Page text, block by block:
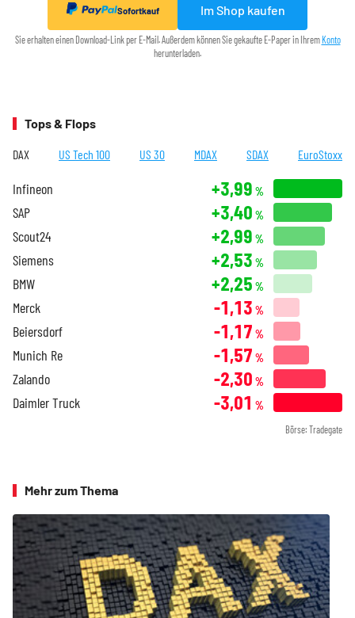
Sofortkauf Im Shop kaufen
Sie erhalten einen Download-Link per E-Mail. Außerdem können Sie gekaufte E-Paper in Ihrem Konto
herunterladen.
Tops & Flops
DAX US Tech 100 US 30 MDAX SDAX EuroStoxx
Infineon +3,99 %
SAP +3,40 %
Scout24 +2,99 %
Siemens +2,53 %
BMW +2,25 %
Merck -1,13 %
Beiersdorf -1,17 %
Munich Re -1,57 %
Zalando -2,30 %
Daimler Truck -3,01 %
Börse: Tradegate
Mehr zum Thema